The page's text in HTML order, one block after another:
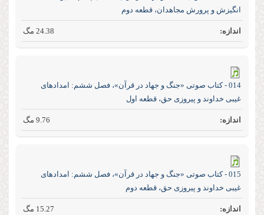
انگیزش و پرورش مجاهدان، قطعه دوم
24.38 مگ
014 - کتاب صوتی «جنگ و جهاد در قرآن»، فصل ششم: امدادهای
غیبی خداوند و پیروزی حق، قطعه اول
9.76 مگ
015 - کتاب صوتی «جنگ و جهاد در قرآن»، فصل ششم: امدادهای
غیبی خداوند و پیروزی حق، قطعه دوم
15.27 مگ